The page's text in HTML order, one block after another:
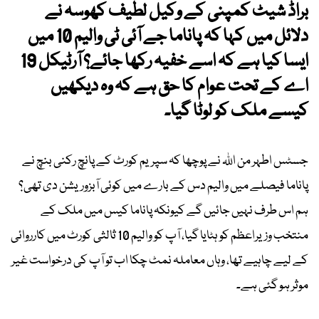
براڈ شیٹ کمپنی کے وکیل لطیف کھوسہ نے
دلائل میں کہا کہ پاناما جے آئی ٹی والیم 10 میں
ایسا کیا ہے کہ اسے خفیہ رکھا جائے؟ آرٹیکل 19
اے کے تحت عوام کا حق ہے کہ وہ دیکھیں
کیسے ملک کو لوٹا گیا۔
جسٹس اطہر من اللہ نے پوچھا کہ سپریم کورٹ کے پانچ رکنی بنچ نے
پاناما فیصلے میں والیم دس کے بارے میں کوئی آبزوریشن دی تھی؟
ہم اس طرف نہیں جائیں گے کیونکہ پاناما کیس میں ملک کے
منتخب وزیراعظم کو ہٹایا گیا، آپ کو والیم 10 ثالثی کورٹ میں کارروائی
کے لیے چاہیے تھا، وہاں معاملہ نمٹ چکا اب تو آپ کی درخواست غیر
موثر ہو گئی ہے۔